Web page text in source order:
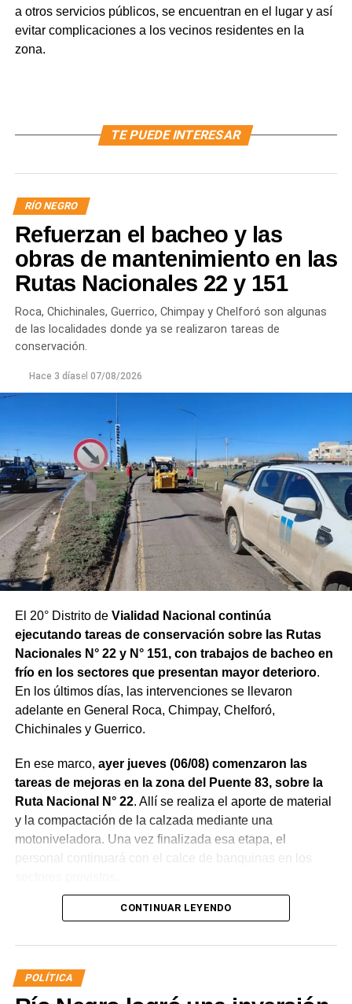
a otros servicios públicos, se encuentran en el lugar y así
evitar complicaciones a los vecinos residentes en la
zona.
TE PUEDE INTERESAR
RÍO NEGRO
Refuerzan el bacheo y las
obras de mantenimiento en las
Rutas Nacionales 22 y 151
Roca, Chichinales, Guerrico, Chimpay y Chelforó son algunas
de las localidades donde ya se realizaron tareas de
conservación.
Hace 3 díasel 07/08/2026
El 20° Distrito de Vialidad Nacional continúa
ejecutando tareas de conservación sobre las Rutas
Nacionales N° 22 y N° 151, con trabajos de bacheo en
frío en los sectores que presentan mayor deterioro.
En los últimos días, las intervenciones se llevaron
adelante en General Roca, Chimpay, Chelforó,
Chichinales y Guerrico.
En ese marco, ayer jueves (06/08) comenzaron las
tareas de mejoras en la zona del Puente 83, sobre la
Ruta Nacional N° 22. Allí se realiza el aporte de material
y la compactación de la calzada mediante una
motoniveladora. Una vez finalizada esa etapa, el
personal continuará con el calce de banquinas en los
CONTINUAR LEYENDO
POLÍTICA